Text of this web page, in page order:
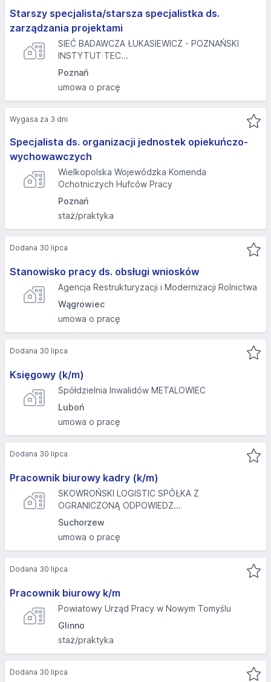
Starszy specjalista/starsza specjalistka ds.
zarządzania projektami
SIEĆ BADAWCZA ŁUKASIEWICZ - POZNAŃSKI
INSTYTUT TEC...
Poznań
umowa o pracę
Specjalista ds. organizacji jednostek opiekuńczo-
wychowawczych
Wielkopolska Wojewódzka Komenda
Ochotniczych Hufców Pracy
Poznań
staż/praktyka
Wygasa za 3 dni
Stanowisko pracy ds. obsługi wniosków
Agencja Restrukturyzacji i Modernizacji Rolnictwa
Wągrowiec
umowa o pracę
Dodana 30 lipca
Księgowy (k/m)
Spółdzielnia Inwalidów METALOWIEC
Luboń
umowa o pracę
Dodana 30 lipca
Pracownik biurowy kadry (k/m)
SKOWROŃSKI LOGISTIC SPÓŁKA Z
OGRANICZONĄ ODPOWIEDZ...
Suchorzew
umowa o pracę
Dodana 30 lipca
Pracownik biurowy k/m
Powiatowy Urząd Pracy w Nowym Tomyślu
Glinno
staż/praktyka
Dodana 30 lipca
Dodana 30 lipca